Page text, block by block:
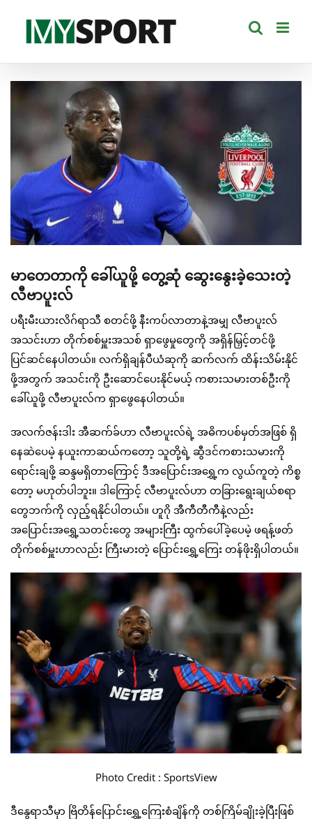
content
View
မာတေတာကို ခေါ်ယူဖို့ တွေ့ဆုံ ဆွေးနွေးခဲ့သေးတဲ့
လီဗာပူးလ်
ပရီးမီးယားလိဂ်ရာသီ စတင်ဖို့ နီးကပ်လာတာနဲ့အမျှ လီဗာပူးလ်
အသင်းဟာ တိုက်စစ်မှူးအသစ် ရှာဖွေမှုတွေကို အရှိန်မြှင့်တင်ဖို့
ပြင်ဆင်နေပါတယ်။ လက်ရှိချန်ပီယံဆုကို ဆက်လက် ထိန်းသိမ်းနိုင်
ဖို့အတွက် အသင်းကို ဦးဆောင်ပေးနိုင်မယ့် ကစားသမားတစ်ဦးကို
ခေါ်ယူဖို့ လီဗာပူးလ်က ရှာဖွေနေပါတယ်။
အလက်ဇန်းဒါး အီဆက်ခ်ဟာ လီဗာပူးလ်ရဲ့ အဓိကပစ်မှတ်အဖြစ် ရှိ
နေဆဲပေမဲ့ နယူးကာဆယ်ကတော့ သူတို့ရဲ့ ဆွီဒင်ကစားသမားကို
ရောင်းချဖို့ ဆန္ဒမရှိတာကြောင့် ဒီအပြောင်းအရွှေ့က လွယ်ကူတဲ့ ကိစ္စ
တော့ မဟုတ်ပါဘူး။ ဒါကြောင့် လီဗာပူးလ်ဟာ တခြားရွေးချယ်စရာ
တွေဘက်ကို လှည့်ရနိုင်ပါတယ်။ ဟူဂို အီကီတီကီနဲ့လည်း
အပြောင်းအရွှေ့သတင်းတွေ အများကြီး ထွက်ပေါ်ခဲ့ပေမဲ့ ဖရန့်ဖတ်
တိုက်စစ်မှူးဟာလည်း ကြီးမားတဲ့ ပြောင်းရွှေ့ကြေး တန်ဖိုးရှိပါတယ်။
Photo Credit : SportsView
ဒီနွေရာသီမှာ ဗြိတိန်ပြောင်းရွှေ့ကြေးစံချိန်ကို တစ်ကြိမ်ချိုးခဲ့ပြီးဖြစ်